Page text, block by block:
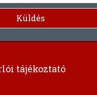
tájékoztató